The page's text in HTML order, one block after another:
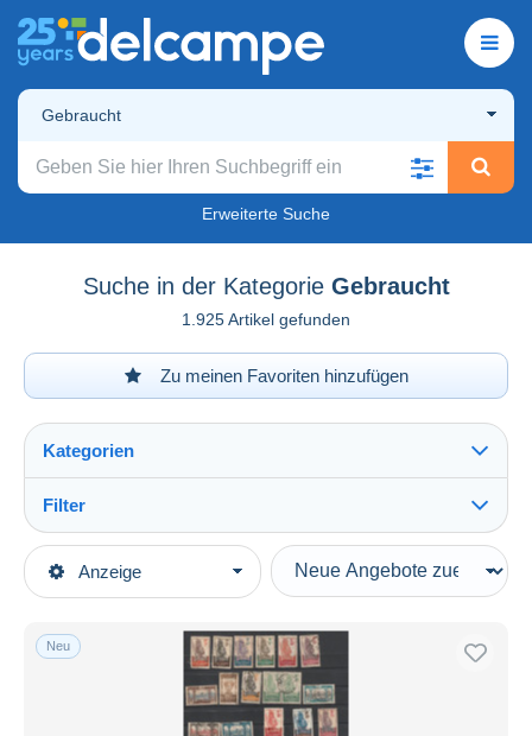
Gebraucht
Erweiterte Suche
Suche in der Kategorie Gebraucht
1.925 Artikel gefunden
Zu meinen Favoriten hinzufügen
Anzeige
Kategorien
Hauptkategorien
Europa
Frankreich (alte Kolonien und Herrschaften)
Gabun (1886-1936)
Filter
Art der Verkäufe
Laufende Angebote
Auktionen mit Geboten
Auktionen ohne Gebote
Auktionshäuser
Neu